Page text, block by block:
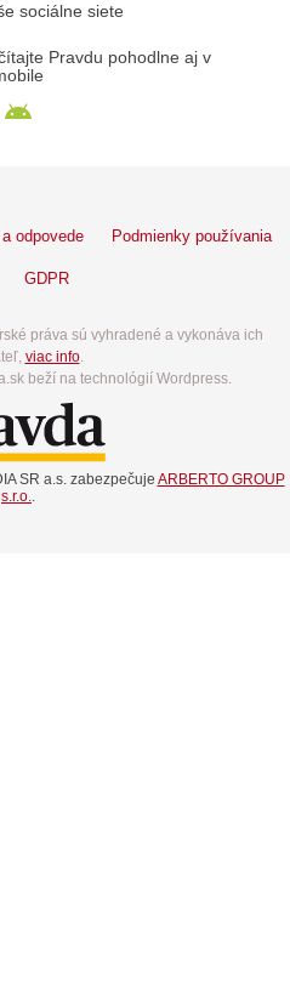
sociálne siete
Pravdu pohodlne aj v
odpovede Podmienky používania
GDPR
práva sú vyhradené a vykonáva ich
viac info.
beží na technológií Wordpress.
SR a.s. zabezpečuje ARBERTO GROUP
s.r.o..